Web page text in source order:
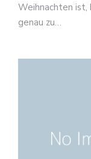
Weihnachten ist,
genau zu…